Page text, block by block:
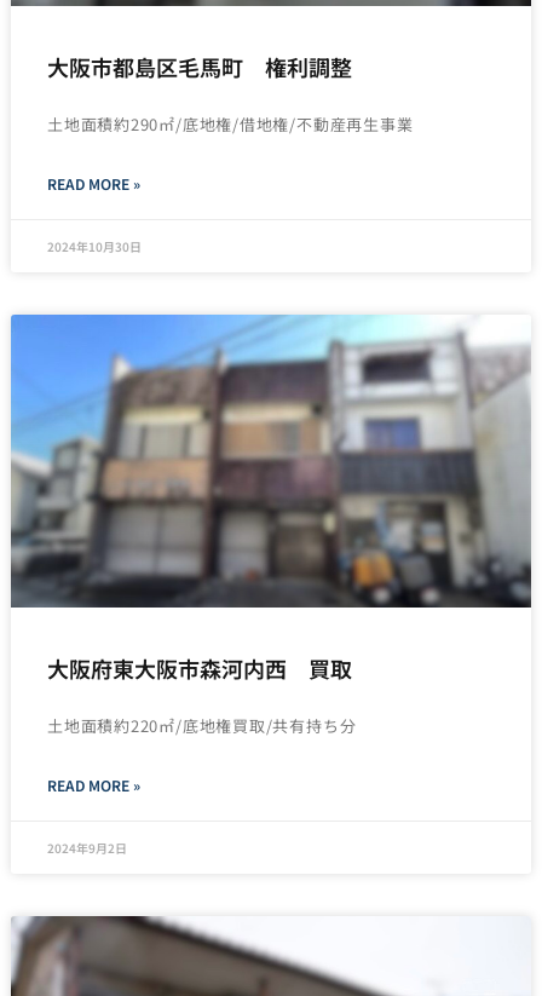
大阪市都島区毛馬町 権利調整
土地面積約290㎡/底地権/借地権/不動産再生事業
READ MORE »
2024年10月30日
大阪府東大阪市森河内西 買取
土地面積約220㎡/底地権買取/共有持ち分
READ MORE »
2024年9月2日